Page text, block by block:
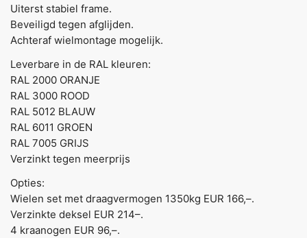
Uiterst stabiel frame.
Beveiligd tegen afglijden.
Achteraf wielmontage mogelijk.
Leverbare in de RAL kleuren:
RAL 2000 ORANJE
RAL 3000 ROOD
RAL 5012 BLAUW
RAL 6011 GROEN
RAL 7005 GRIJS
Verzinkt tegen meerprijs
Opties:
Wielen set met draagvermogen 1350kg EUR 166,–.
Verzinkte deksel EUR 214–.
4 kraanogen EUR 96,–.